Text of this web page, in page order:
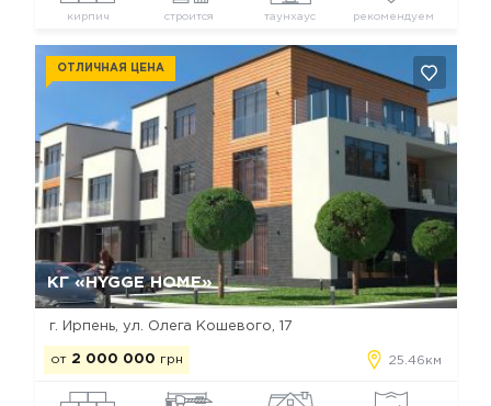
кирпич строится таунхаус рекомендуем
КГ «HYGGE HOME»
ОТЛИЧНАЯ ЦЕНА
г. Ирпень, ул. Олега Кошевого, 17
от 2 000 000 грн 25.46км
Да, удалить Отмена